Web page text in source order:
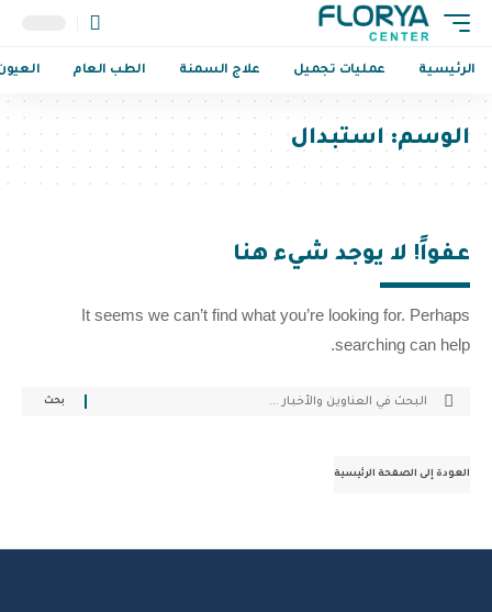
الرئيسية عمليات تجميل علاج السمنة الطب العام
الوسم:استبدال
عفواً! لا يوجد شيء هنا
It seems we can’t find what you’re looking for. Perhaps
searching can help.
العودة إلى الصفحة الرئيسية